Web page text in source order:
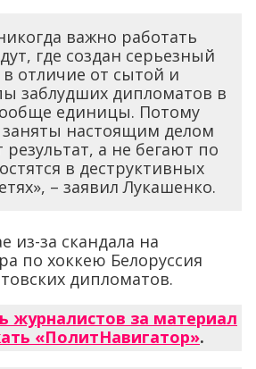
важно работать
где создан серьезный
в отличие от сытой и
заблудших дипломатов в
единицы. Потому
настоящим делом
а не бегают по
в деструктивных
– заявил Лукашенко.
из-за скандала на
по хоккею Белоруссия
дипломатов.
журналистов за материал
«ПолитНавигатор».